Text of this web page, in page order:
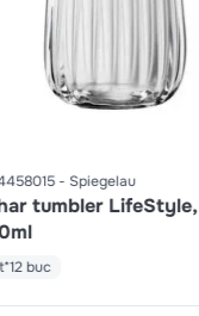
Spiegelau
tumbler LifeStyle,
buc